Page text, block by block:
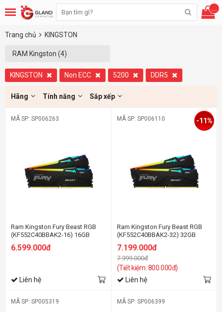
...
Trang chủ KINGSTON
RAM Kingston (4)
KINGSTON Non ECC 5200 DDR5
Hãng Tính năng Sắp xếp
MÃ SP: SP006263
Ram Kingston Fury Beast RGB
(KF552C40BBAK2-16) 16GB
6.599.000đ
Liên hệ
MÃ SP: SP006110
Ram Kingston Fury Beast RGB
(KF552C40BBAK2-32) 32GB
7.199.000đ
7.999.000đ
(Tiết kiệm: 800.000đ)
-11%
Liên hệ
MÃ SP: SP005319 MÃ SP: SP006399